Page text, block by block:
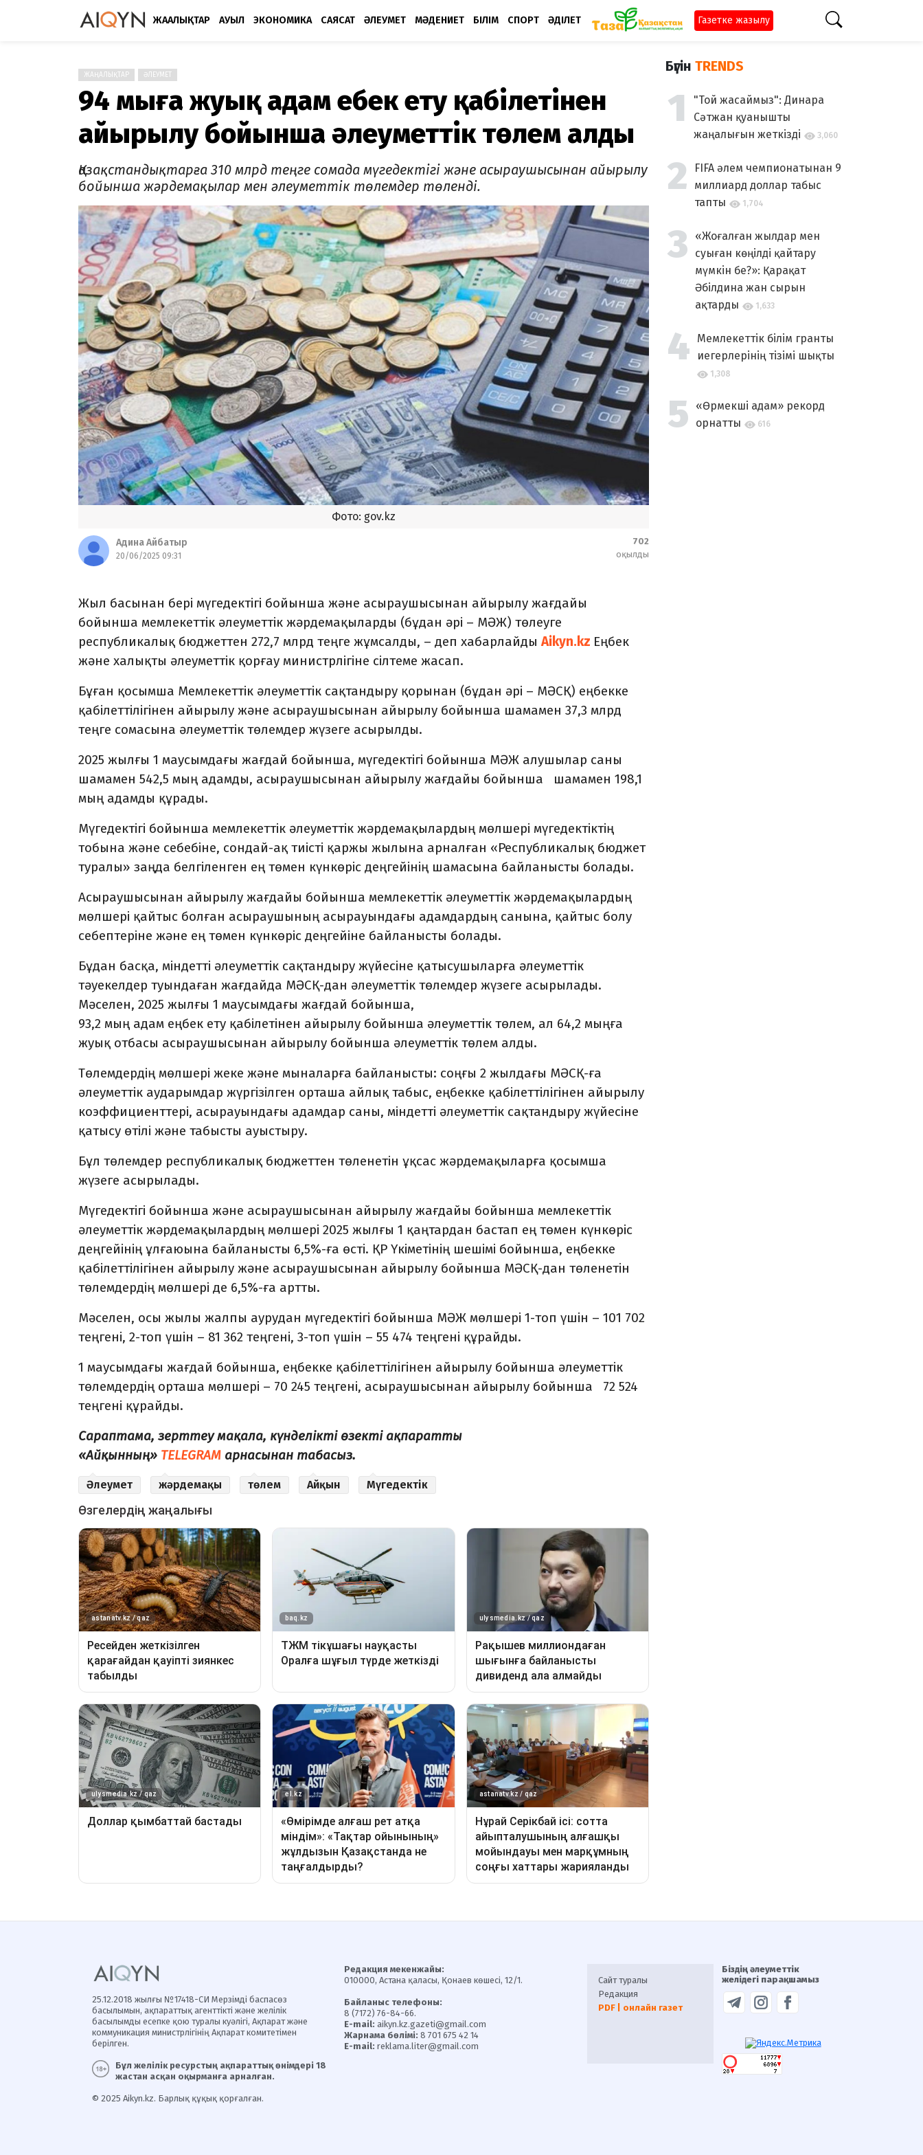
ЖАҢАЛЫҚТАР АУЫЛ ЭКОНОМИКА САЯСАТ ӘЛЕУМЕТ МӘДЕНИЕТ БІЛІМ СПОРТ ӘДІЛЕТ Газетке жазылу
ЖАҢАЛЫҚТАР ӘЛЕУМЕТ
94 мыңға жуық адам еңбек ету қабілетінен
айырылу бойынша әлеуметтік төлем алды
Қазақстандықтарға 310 млрд теңге сомада мүгедектігі және асыраушысынан айырылу
бойынша жәрдемақылар мен әлеуметтік төлемдер төленді.
Фото: gov.kz
Адина Айбатыр
20/06/2025 09:31
702
оқылды
Жыл басынан бері мүгедектігі бойынша және асыраушысынан айырылу жағдайы
бойынша мемлекеттік әлеуметтік жәрдемақыларды (бұдан әрі – МӘЖ) төлеуге
республикалық бюджеттен 272,7 млрд теңге жұмсалды, – деп хабарлайдыAikyn.kz Еңбек
және халықты әлеуметтік қорғау министрлігіне сілтеме жасап.
Бұған қосымша Мемлекеттік әлеуметтік сақтандыру қорынан (бұдан әрі – МӘСҚ) еңбекке
қабілеттілігінен айырылу және асыраушысынан айырылу бойынша шамамен 37,3 млрд
теңге сомасына әлеуметтік төлемдер жүзеге асырылды.
2025 жылғы 1 маусымдағы жағдай бойынша, мүгедектігі бойынша МӘЖ алушылар саны
шамамен 542,5 мың адамды, асыраушысынан айырылу жағдайы бойынша шамамен 198,1
мың адамды құрады.
Мүгедектігі бойынша мемлекеттік әлеуметтік жәрдемақылардың мөлшері мүгедектіктің
тобына және себебіне, сондай-ақ тиісті қаржы жылына арналған «Республикалық бюджет
туралы» заңда белгіленген ең төмен күнкөріс деңгейінің шамасына байланысты болады.
Асыраушысынан айырылу жағдайы бойынша мемлекеттік әлеуметтік жәрдемақылардың
мөлшері қайтыс болған асыраушының асырауындағы адамдардың санына, қайтыс болу
себептеріне және ең төмен күнкөріс деңгейіне байланысты болады.
Бұдан басқа, міндетті әлеуметтік сақтандыру жүйесіне қатысушыларға әлеуметтік
тәуекелдер туындаған жағдайда МӘСҚ-дан әлеуметтік төлемдер жүзеге асырылады.
Мәселен, 2025 жылғы 1 маусымдағы жағдай бойынша,
93,2 мың адам еңбек ету қабілетінен айырылу бойынша әлеуметтік төлем, ал 64,2 мыңға
жуық отбасы асыраушысынан айырылу бойынша әлеуметтік төлем алды.
Төлемдердің мөлшері жеке және мыналарға байланысты: соңғы 2 жылдағы МӘСҚ-ға
әлеуметтік аударымдар жүргізілген орташа айлық табыс, еңбекке қабілеттілігінен айырылу
коэффициенттері, асырауындағы адамдар саны, міндетті әлеуметтік сақтандыру жүйесіне
қатысу өтілі және табысты ауыстыру.
Бұл төлемдер республикалық бюджеттен төленетін ұқсас жәрдемақыларға қосымша
жүзеге асырылады.
Мүгедектігі бойынша және асыраушысынан айырылу жағдайы бойынша мемлекеттік
әлеуметтік жәрдемақылардың мөлшері 2025 жылғы 1 қаңтардан бастап ең төмен күнкөріс
деңгейінің ұлғаюына байланысты 6,5%-ға өсті. ҚР Үкіметінің шешімі бойынша, еңбекке
қабілеттілігінен айырылу және асыраушысынан айырылу бойынша МӘСҚ-дан төленетін
төлемдердің мөлшері де 6,5%-ға артты.
Мәселен, осы жылы жалпы аурудан мүгедектігі бойынша МӘЖ мөлшері 1-топ үшін – 101 702
теңгені, 2-топ үшін – 81 362 теңгені, 3-топ үшін – 55 474 теңгені құрайды.
1 маусымдағы жағдай бойынша, еңбекке қабілеттілігінен айырылу бойынша әлеуметтік
төлемдердің орташа мөлшері – 70 245 теңгені, асыраушысынан айырылу бойынша 72 524
теңгені құрайды.
Сараптама, зерттеу мақала, күнделікті өзекті ақпаратты
«Айқынның» TELEGRAM арнасынан табасыз.
Әлеумет жәрдемақы төлем Айқын Мүгедектік
Бүгін TRENDS
"Той жасаймыз": Динара
Сәтжан қуанышты
жаңалығын жеткізді
3,060
FIFA әлем чемпионатынан 9
миллиард доллар табыс
тапты
1,704
«Жоғалған жылдар мен
суыған көңілді қайтару
мүмкін бе?»: Қарақат
Әбілдина жан сырын
ақтарды
1,633
Мемлекеттік білім гранты
иегерлерінің тізімі шықты
1,308
«Өрмекші адам» рекорд
орнатты
616
25.12.2018 жылғы №17418-СИ Мерзімді баспасөз
басылымын, ақпараттық агенттікті және желілік
басылымды есепке қою туралы куәлігі, Ақпарат және
коммуникация министрлігінің Ақпарат комитетімен
берілген.
Бұл желілік ресурстың ақпараттық өнімдері 18
жастан асқан оқырманға арналған.
© 2025 Aikyn.kz. Барлық құқық қорғалған.
Редакция мекенжайы:
010000, Астана қаласы, Қонаев көшесі, 12/1.
Байланыс телефоны:
8 (7172) 76-84-66.
E-mail: aikyn.kz.gazeti@gmail.com
Жарнама бөлімі: 8 701 675 42 14
E-mail: reklama.liter@gmail.com
Сайт туралы
Редакция
PDF | онлайн газет
Біздің әлеуметтік
желідегі парақшамыз